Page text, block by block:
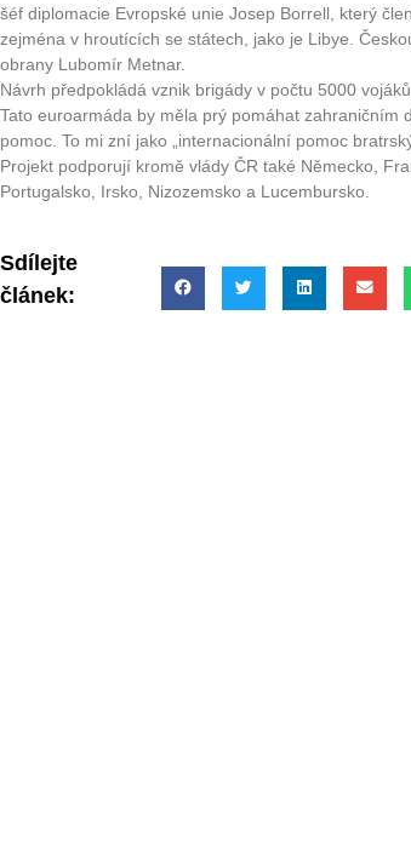
šéf diplomacie Evropské unie Josep Borrell, který
zejména v hroutících se státech, jako je Libye.
obrany Lubomír Metnar.
Návrh předpokládá vznik brigády v počtu 5000
Tato euroarmáda by měla prý pomáhat zahraničním
pomoc. To mi zní jako „internacionální pomoc
Projekt podporují kromě vlády ČR také Německo,
Portugalsko, Irsko, Nizozemsko a Lucembursko.
Sdílejte
článek: